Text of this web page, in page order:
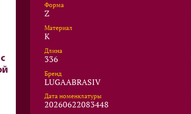
Форма
Z
Материал
K
Длина
336
Бренд
LUGAABRASIV
Дата номенклатуры
20260622083448